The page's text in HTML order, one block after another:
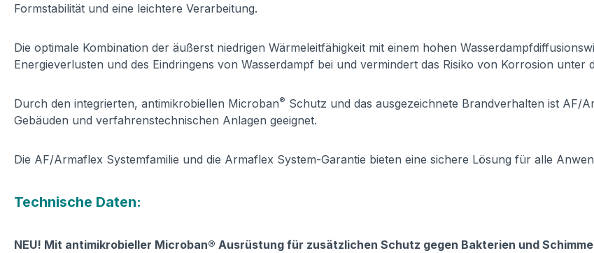
Formstabilität und eine leichtere Verarbeitung.
Die optimale Kombination der äußerst niedrigen Wärmeleitfähigkeit mit einem hohen
Energieverlusten und des Eindringens von Wasserdampf bei und vermindert das Risiko von Korrosion unter
Durch den integrierten, antimikrobiellen Microban® Schutz und das ausgezeichnete Brandverhalten ist AF/
Gebäuden und verfahrenstechnischen Anlagen geeignet.
Die AF/Armaflex Systemfamilie und die Armaflex System-Garantie bieten eine sichere Lösung für alle
Technische Daten:
NEU! Mit antimikrobieller Microban® Ausrüstung für zusätzlichen Schutz gegen Bakterien und